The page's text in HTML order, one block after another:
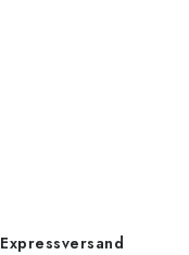
Expressversand